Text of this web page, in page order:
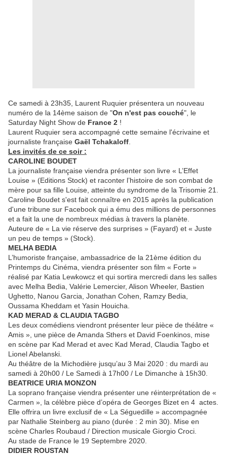
Ce samedi à 23h35, Laurent Ruquier présentera un nouveau
numéro de la 14ème saison de "On n'est pas couché", le
Saturday Night Show de France 2 !
Laurent Ruquier sera accompagné cette semaine l'écrivaine et
journaliste française Gaël Tchakaloff
Les invités de ce soir :
CAROLINE BOUDET
La journaliste française viendra présenter son livre « L’Effet
Louise » (Editions Stock) et raconter l’histoire de son combat de
mère pour sa fille Louise, atteinte du syndrome de la Trisomie 21.
Caroline Boudet s'est fait connaître en 2015 après la publication
d'une tribune sur Facebook qui a ému des millions de personnes
et a fait la une de nombreux médias à travers la planète.
Auteure de « La vie réserve des surprises » (Fayard) et « Juste
un peu de temps » (Stock).
MELHA BEDIA
L’humoriste française, ambassadrice de la 21ème édition du
Printemps du Cinéma, viendra présenter son film « Forte »
réalisé par Katia Lewkowcz et qui sortira mercredi dans les salles
avec Melha Bedia, Valérie Lemercier, Alison Wheeler, Bastien
Ughetto, Nanou Garcia, Jonathan Cohen, Ramzy Bedia,
Oussama Kheddam et Yasin Houicha.
KAD MERAD & CLAUDIA TAGBO
Les deux comédiens viendront présenter leur pièce de théâtre «
Amis », une pièce de Amanda Sthers et David Foenkinos, mise
en scène par Kad Merad et avec Kad Merad, Claudia Tagbo et
Lionel Abelanski.
Au théâtre de la Michodière jusqu’au 3 Mai 2020 : du mardi au
samedi à 20h00 / Le Samedi à 17h00 / Le Dimanche à 15h30.
BEATRICE URIA MONZON
La soprano française viendra présenter une réinterprétation de «
Carmen », la célèbre pièce d’opéra de Georges Bizet en 4 actes.
Elle offrira un livre exclusif de « La Séguedille » accompagnée
par Nathalie Steinberg au piano (durée : 2 min 30). Mise en
scène Charles Roubaud / Direction musicale Giorgio Croci.
Au stade de France le 19 Septembre 2020.
DIDIER ROUSTAN